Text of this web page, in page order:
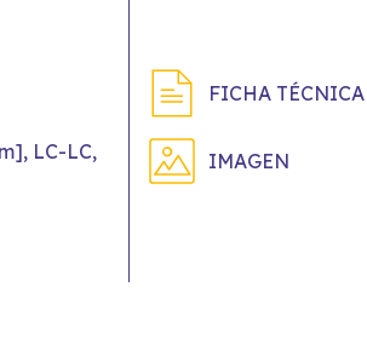
LC-LC,
FICHA TÉCNICA
IMAGEN